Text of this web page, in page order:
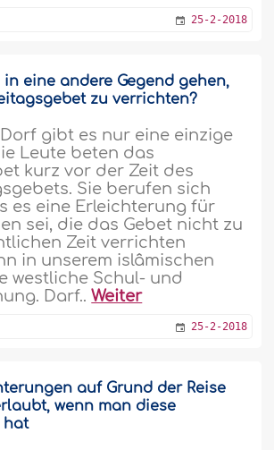
25-2-2018
in eine andere Gegend gehen,
zu verrichten?
Dorf gibt es nur eine einzige
Leute beten das
kurz vor der Zeit des
Sie berufen sich
es eine Erleichterung für
sei, die das Gebet nicht zu
Zeit verrichten
in unserem islâmischen
westliche Schul- und
Darf..Weiter
25-2-2018
auf Grund der Reise
wenn man diese
hat